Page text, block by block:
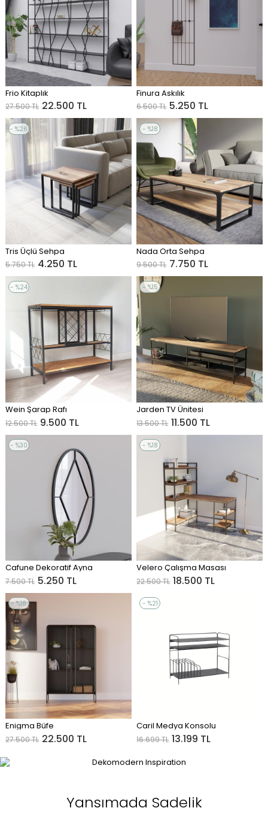
ADD TO CART
Frio Kitaplık
22.500 TL
27.500 TL
ADD TO CART
Finura Askılık
5.250 TL
6.500 TL
ADD TO CART
%26
Tris Üçlü Sehpa
4.250 TL
5.750 TL
ADD TO CART
%18
Sale
%18Sale
Nada Orta Sehpa
7.750 TL
9.500 TL
ADD TO CART
%24
%24Sale
Wein Şarap Rafı
9.500 TL
12.500 TL
ADD TO CART
%15
Jarden TV Ünitesi
11.500 TL
13.500 TL
ADD TO CART
%30
Cafune Dekoratif Ayna
5.250 TL
7.500 TL
ADD TO CART
%18
%18Sale
Velero Çalışma Masası
18.500 TL
22.500 TL
ADD TO CART
%18
Sale
%18Sale
Enigma Büfe
22.500 TL
27.500 TL
ADD TO CART
%21
Caril Medya Konsolu
13.199 TL
16.699 TL
Yansımada Sadelik